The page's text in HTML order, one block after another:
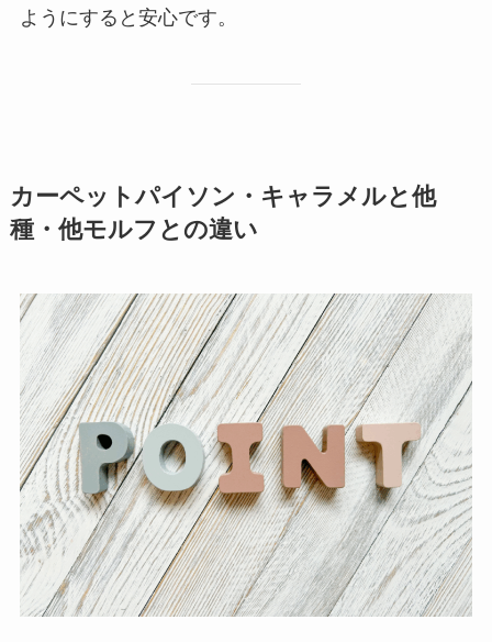
ようにすると安心です。
カーペットパイソン・キャラメルと他
種・他モルフとの違い